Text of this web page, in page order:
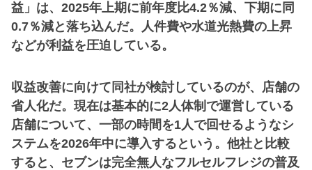
益」は、2025年上期に前年度比4.2％減、下期に同
0.7％減と落ち込んだ。人件費や水道光熱費の上昇
などが利益を圧迫している。
収益改善に向けて同社が検討しているのが、店舗の
省人化だ。現在は基本的に2人体制で運営している
店舗について、一部の時間を1人で回せるようなシ
ステムを2026年中に導入するという。他社と比較
すると、セブンは完全無人なフルセルフレジの普及